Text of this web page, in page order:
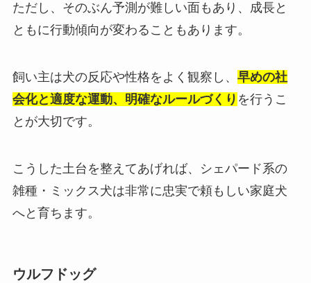
ただし、そのぶん予測が難しい面もあり、成長と
ともに行動傾向が変わることもあります。
飼い主は犬の反応や性格をよく観察し、 早めの社
会化と適度な運動、明確なルールづくり を行うこ
とが大切です。
こうした土台を整えてあげれば、シェパード系の
雑種・ミックス犬は非常に忠実で頼もしい家庭犬
へと育ちます。
ウルフドッグ